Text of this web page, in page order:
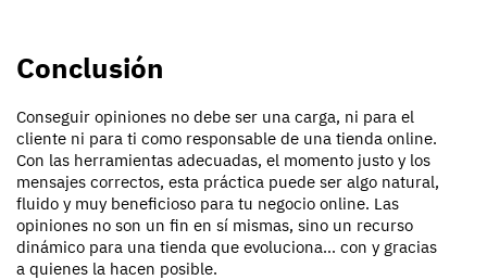
Conclusión
Conseguir opiniones no debe ser una carga, ni para el
cliente ni para ti como responsable de una tienda online.
Con las herramientas adecuadas, el momento justo y los
mensajes correctos, esta práctica puede ser algo natural,
fluido y muy beneficioso para tu negocio online. Las
opiniones no son un fin en sí mismas, sino un recurso
dinámico para una tienda que evoluciona… con y gracias
a quienes la hacen posible.